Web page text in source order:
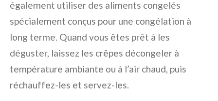
également utiliser des aliments congelés
spécialement conçus pour une congélation à
long terme. Quand vous êtes prêt à les
déguster, laissez les crêpes décongeler à
température ambiante ou à l’air chaud, puis
réchauffez-les et servez-les.